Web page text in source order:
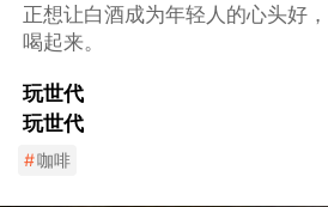
正想让白酒成为年轻人的心头好
喝起来。
玩世代
玩世代
#咖啡